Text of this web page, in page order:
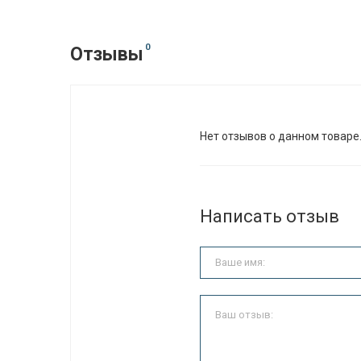
Отзывы 0
Нет отзывов о данном товаре.
Написать отзыв